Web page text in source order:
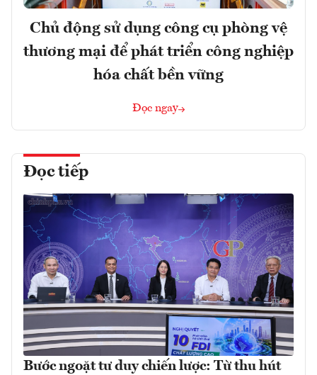
Chủ động sử dụng công cụ phòng vệ
thương mại để phát triển công nghiệp
hóa chất bền vững
Đọc ngay
Đọc tiếp
Bước ngoặt tư duy chiến lược: Từ thu hút